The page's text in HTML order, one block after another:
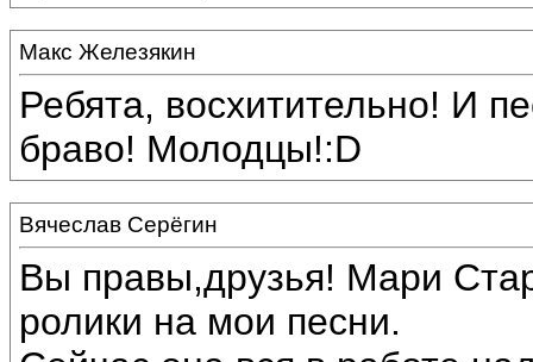
Макс Железякин
Ребята, восхитительно! И
браво! Молодцы!:D
Вячеслав Серёгин
Вы правы,друзья! Мари
ролики на мои песни.